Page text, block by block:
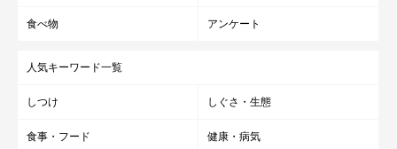
食べ物 アンケート
人気キーワード一覧
しつけ しぐさ・生態
食事・フード 健康・病気